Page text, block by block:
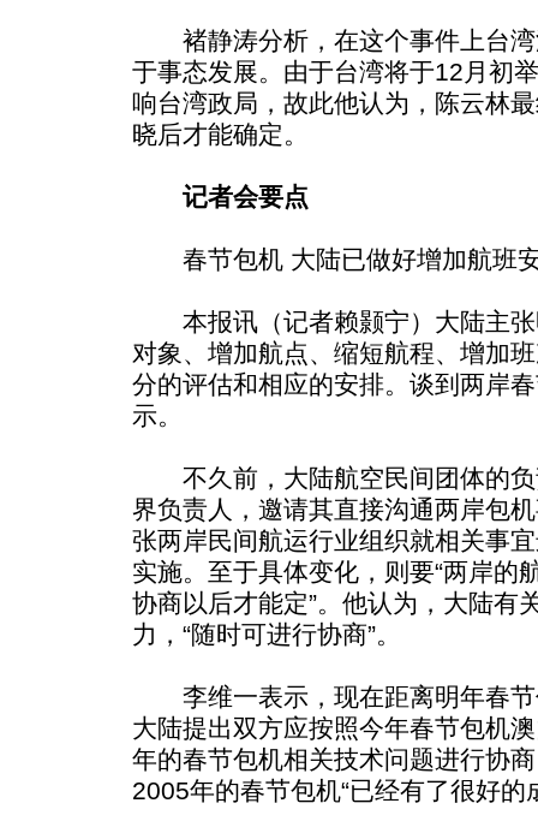
褚静涛分析，在这个事件上台湾
于事态发展。由于台湾将于12月初
响台湾政局，故此他认为，陈云林
晓后才能确定。
记者会要点
春节包机 大陆已做好增加航班
本报讯（记者赖颢宁）大陆主张
对象、增加航点、缩短航程、增加
分的评估和相应的安排。谈到两岸
示。
不久前，大陆航空民间团体的负
界负责人，邀请其直接沟通两岸包
张两岸民间航运行业组织就相关事
实施。至于具体变化，则要“两岸的
协商以后才能定”。他认为，大陆有
力，“随时可进行协商”。
李维一表示，现在距离明年春节
大陆提出双方应按照今年春节包机
年的春节包机相关技术问题进行协
2005年的春节包机“已经有了很好的